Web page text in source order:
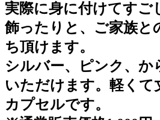
実際に身に付けてすご
飾ったりと、ご家族と
ち頂けます。
シルバー、ピンク、か
いただけます。軽くて
カプセルです。